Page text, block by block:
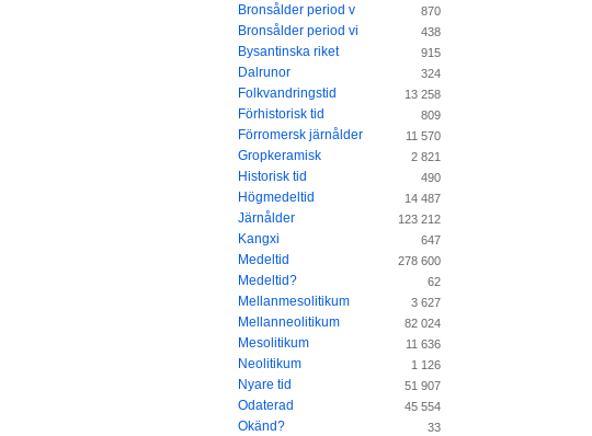
Bronsålder period v 870
Bronsålder period vi 438
Bysantinska riket 915
Dalrunor 324
Folkvandringstid 13 258
Förhistorisk tid 809
Förromersk järnålder 11 570
Gropkeramisk 2 821
Historisk tid 490
Högmedeltid 14 487
Järnålder 123 212
Kangxi 647
Medeltid 278 600
Medeltid? 62
Mellanmesolitikum 3 627
Mellanneolitikum 82 024
Mesolitikum 11 636
Neolitikum 1 126
Nyare tid 51 907
Odaterad 45 554
Okänd? 33